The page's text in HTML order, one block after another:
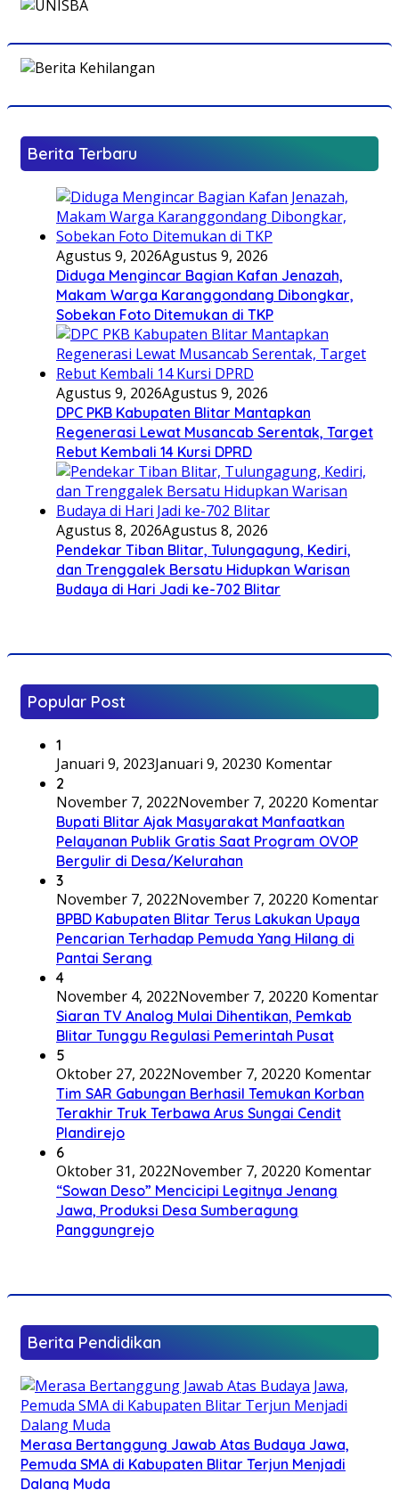
Berita Terbaru
Agustus 9, 2026Agustus 9, 2026
Diduga Mengincar Bagian Kafan Jenazah,
Makam Warga Karanggondang Dibongkar,
Sobekan Foto Ditemukan di TKP
Agustus 9, 2026Agustus 9, 2026
DPC PKB Kabupaten Blitar Mantapkan
Regenerasi Lewat Musancab Serentak, Target
Rebut Kembali 14 Kursi DPRD
Agustus 8, 2026Agustus 8, 2026
Pendekar Tiban Blitar, Tulungagung, Kediri,
dan Trenggalek Bersatu Hidupkan Warisan
Budaya di Hari Jadi ke-702 Blitar
Popular Post
1
Januari 9, 2023Januari 9, 20230 Komentar
2
November 7, 2022November 7, 20220 Komentar
Bupati Blitar Ajak Masyarakat Manfaatkan
Pelayanan Publik Gratis Saat Program OVOP
Bergulir di Desa/Kelurahan
3
November 7, 2022November 7, 20220 Komentar
BPBD Kabupaten Blitar Terus Lakukan Upaya
Pencarian Terhadap Pemuda Yang Hilang di
Pantai Serang
4
November 4, 2022November 7, 20220 Komentar
Siaran TV Analog Mulai Dihentikan, Pemkab
Blitar Tunggu Regulasi Pemerintah Pusat
5
Oktober 27, 2022November 7, 20220 Komentar
Tim SAR Gabungan Berhasil Temukan Korban
Terakhir Truk Terbawa Arus Sungai Cendit
Plandirejo
6
Oktober 31, 2022November 7, 20220 Komentar
“Sowan Deso” Mencicipi Legitnya Jenang
Jawa, Produksi Desa Sumberagung
Panggungrejo
Berita Pendidikan
Merasa Bertanggung Jawab Atas Budaya Jawa,
Pemuda SMA di Kabupaten Blitar Terjun Menjadi
Dalang Muda